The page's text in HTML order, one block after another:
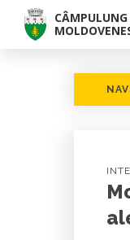
CÂMPULUNG